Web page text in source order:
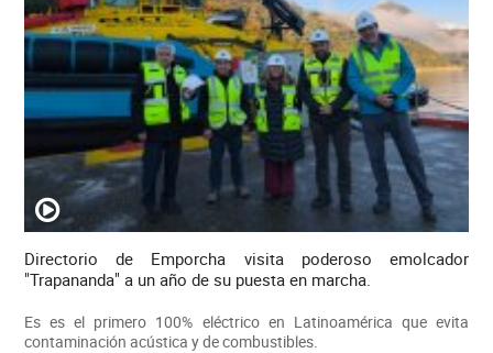
Directorio de Emporcha visita poderoso emolcador
"Trapananda" a un año de su puesta en marcha.
Es es el primero 100% eléctrico en Latinoamérica que evita
contaminación acústica y de combustibles.